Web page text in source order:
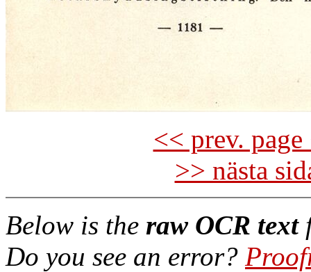
<< prev.
>> nästa
Below is the raw OCR text
Do you see an error?